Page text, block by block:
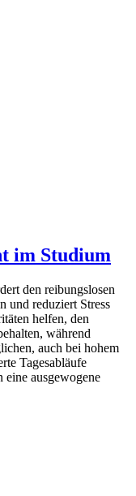
im Studium
den reibungslosen
und reduziert Stress
helfen, den
während
auch bei hohem
Tagesabläufe
eine ausgewogene